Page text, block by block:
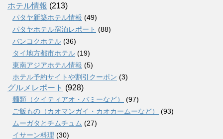
ホテル情報 (213)
パタヤ新築ホテル情報 (49)
パタヤホテル宿泊レポート (88)
バンコクホテル (36)
タイ地方都市ホテル (19)
東南アジアホテル情報 (5)
ホテル予約サイトや割引クーポン (3)
グルメレポート (928)
麺類（クイティアオ・バミーなど）
(97)
ご飯もの（カオマンガイ・カオカームーなど）
(93)
ムーガタとチムチュム (27)
イサーン料理 (30)